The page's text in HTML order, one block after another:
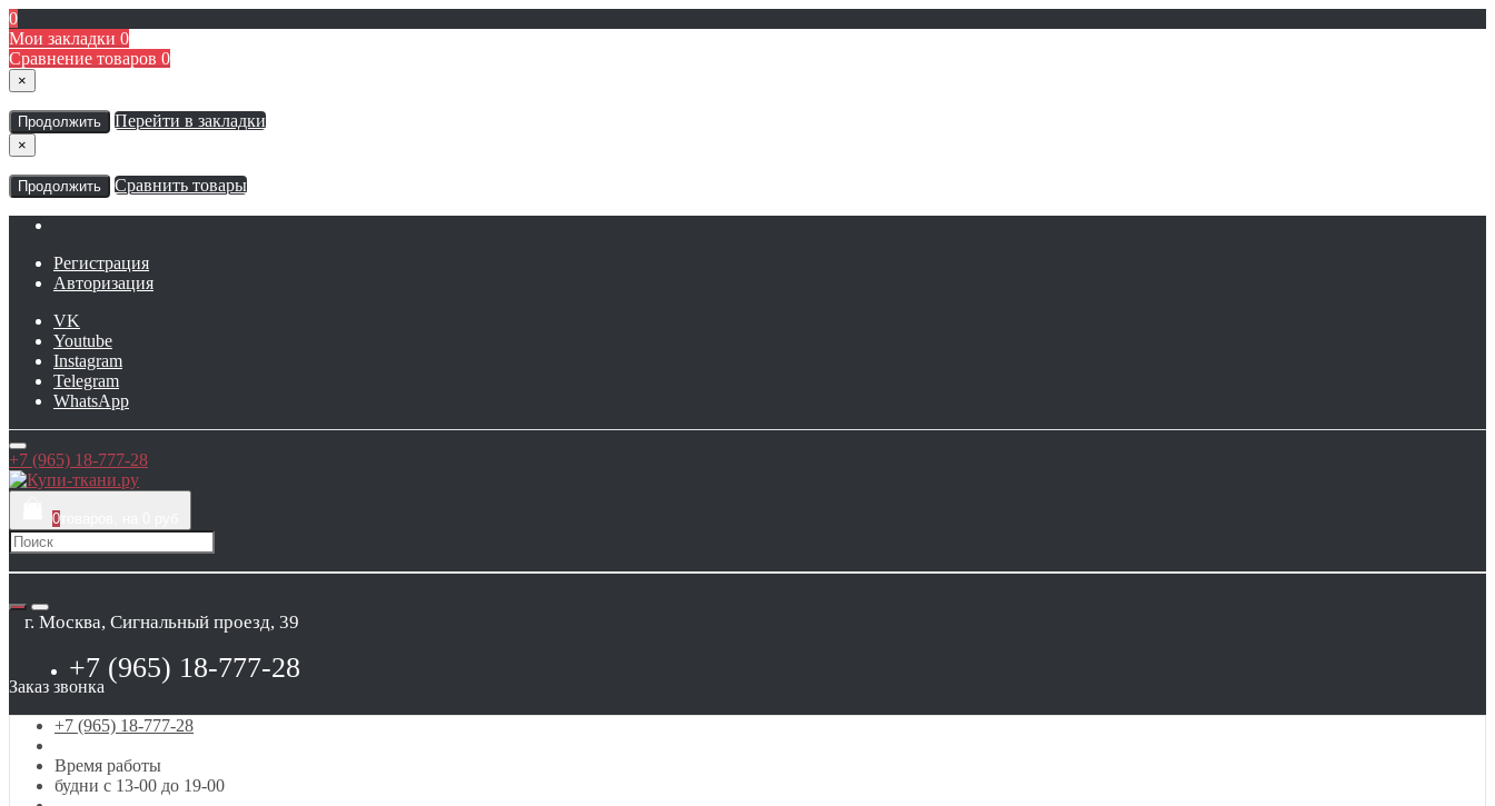
0
Мои закладки 0
Сравнение товаров 0
×
Продолжить Перейти в закладки
×
Продолжить Сравнить товары
Регистрация
Авторизация
VK
Youtube
Instagram
Telegram
WhatsApp
+7 (965) 18-777-28
0
г. Москва, Сигнальный проезд, 39
+7 (965) 18-777-28
Заказ звонка
+7 (965) 18-777-28
Время работы
будни с 13-00 до 19-00